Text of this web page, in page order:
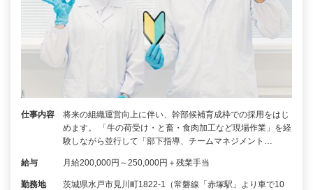
仕事内容
将来の組織運営向上に伴い、幹部候補育成枠での採用をはじ
めます。 「牛の荷受け・と畜・食肉加工など現場作業」を経
験しながら並行して「部下指導、チームマネジメント…
給与 月給200,000円～250,000円＋残業手当
勤務地
茨城県水戸市見川町1822-1（常磐線「赤塚駅」より車で10